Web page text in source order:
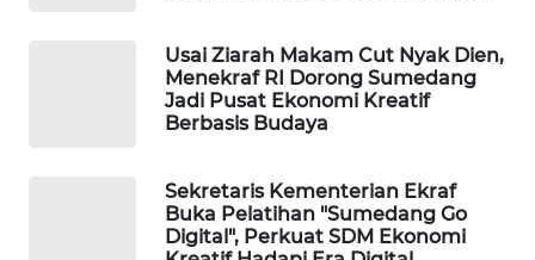
Usai Ziarah Makam Cut Nyak Dien,
Menekraf RI Dorong Sumedang
Jadi Pusat Ekonomi Kreatif
Berbasis Budaya
Sekretaris Kementerian Ekraf
Buka Pelatihan "Sumedang Go
Digital", Perkuat SDM Ekonomi